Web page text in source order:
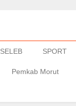
SELEB SPORT
Pemkab Morut